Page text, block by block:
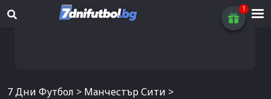
7 Дни Футбол > Манчестър Сити >